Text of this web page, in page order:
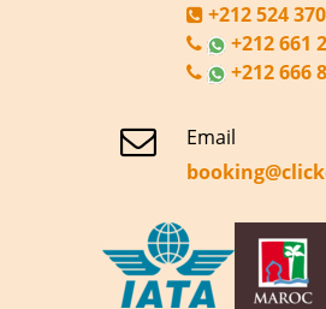
+212 524
+212 661
+212 666
Email